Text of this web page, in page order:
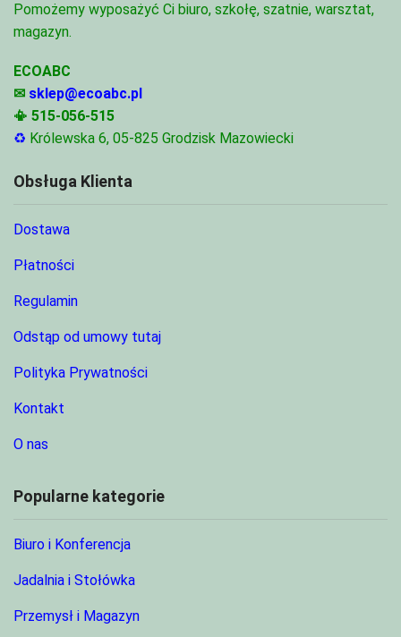
Pomożemy wyposażyć Ci biuro, szkołę, szatnie, warsztat,
magazyn.
ECOABC
✉ sklep@ecoabc.pl
📳 515-056-515
♻ Królewska 6, 05-825 Grodzisk Mazowiecki
Obsługa Klienta
Dostawa
Płatności
Regulamin
Odstąp od umowy tutaj
Polityka Prywatności
Kontakt
O nas
Popularne kategorie
Biuro i Konferencja
Jadalnia i Stołówka
Przemysł i Magazyn